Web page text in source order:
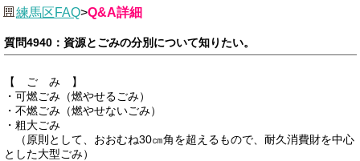
練馬区FAQ>Q&A詳細
質問4940：資源とごみの分別について知りたい。
【 ご み 】
・可燃ごみ（燃やせるごみ）
・不燃ごみ（燃やせないごみ）
・粗大ごみ
（原則として、おおむね30㎝角を超えるもので、耐久消費財を中心
とした大型ごみ）